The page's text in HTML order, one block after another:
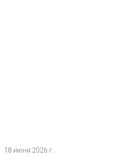
18 июня 2026 г.